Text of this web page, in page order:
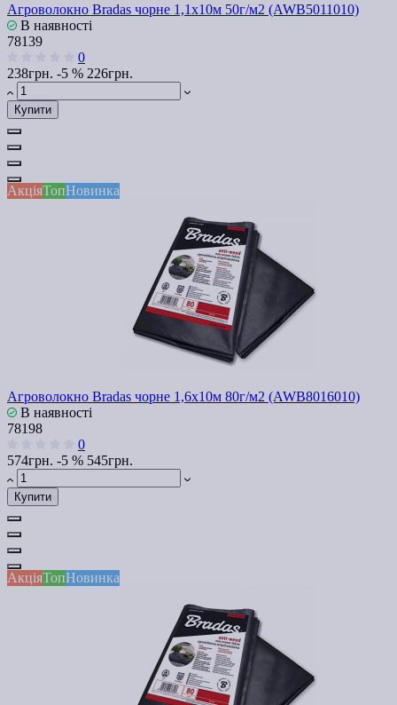
Агроволокно Bradas чорне 1,1х10м 50г/м2 (AWB5011010)
В наявності
78139
0
238грн. -5 % 226грн.
Купити
АкціяТопНовинка
Агроволокно Bradas чорне 1,6х10м 80г/м2 (AWB8016010)
В наявності
78198
0
574грн. -5 % 545грн.
Купити
АкціяТопНовинка